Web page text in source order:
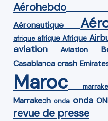
Aérohebdo
Aéronautique
afrique afrique Afrique
aviation Aviation
Casablanca crash
Maroc
Marrakech onda onda
revue de presse